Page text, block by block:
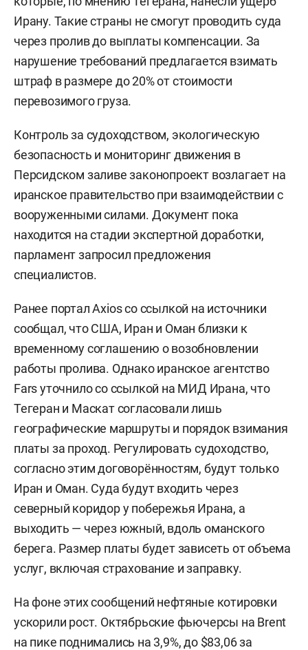
Ирану. Такие страны не смогут проводить суда
через пролив до выплаты компенсации. За
нарушение требований предлагается взимать
штраф в размере до 20% от стоимости
перевозимого груза.
Контроль за судоходством, экологическую
безопасность и мониторинг движения в
Персидском заливе законопроект возлагает на
иранское правительство при взаимодействии с
вооруженными силами. Документ пока
находится на стадии экспертной доработки,
парламент запросил предложения
специалистов.
Ранее портал Axios со ссылкой на источники
сообщал, что США, Иран и Оман близки к
временному соглашению о возобновлении
работы пролива. Однако иранское агентство
Fars уточнило со ссылкой на МИД Ирана, что
Тегеран и Маскат согласовали лишь
географические маршруты и порядок взимания
платы за проход. Регулировать судоходство,
согласно этим договорённостям, будут только
Иран и Оман. Суда будут входить через
северный коридор у побережья Ирана, а
выходить — через южный, вдоль оманского
берега. Размер платы будет зависеть от объема
услуг, включая страхование и заправку.
На фоне этих сообщений нефтяные котировки
ускорили рост. Октябрьские фьючерсы на Brent
на пике поднимались на 3,9%, до $83,06 за